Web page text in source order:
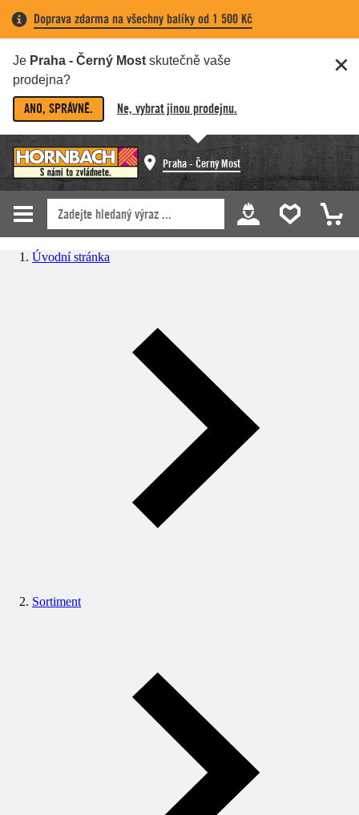
Doprava zdarma na všechny balíky od 1 500 Kč
Je Praha - Černý Most skutečně vaše
prodejna?
ANO, SPRÁVNĚ. Ne, vybrat jinou prodejnu.
Praha - Černý Most
Úvodní stránka
Sortiment